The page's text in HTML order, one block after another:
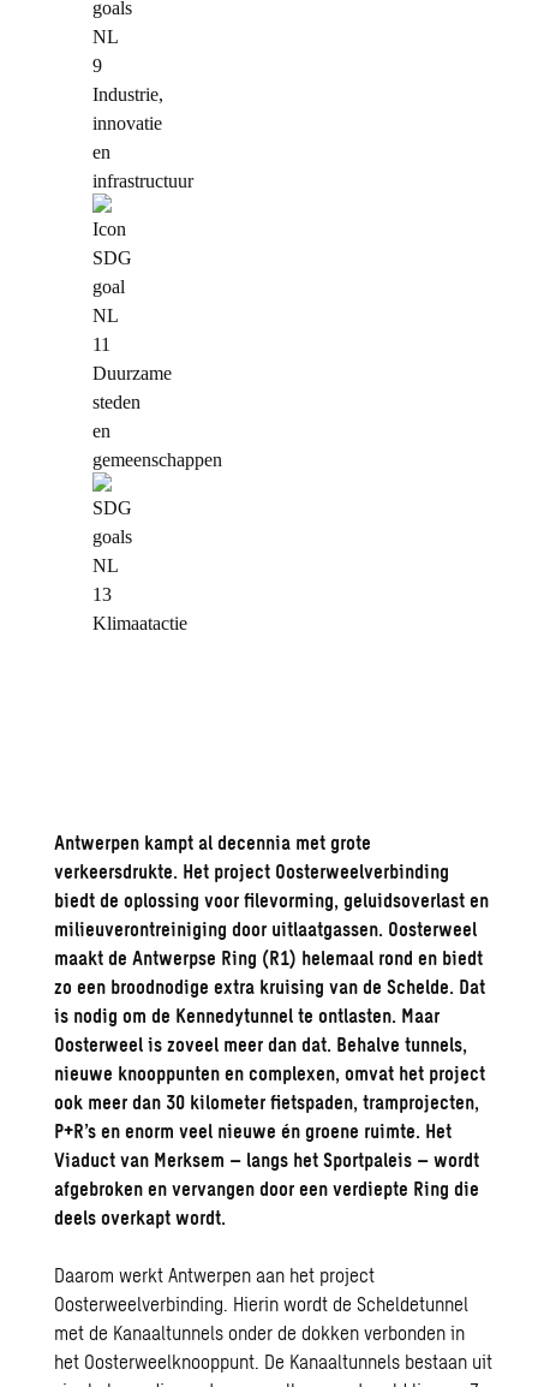
Antwerpen kampt al decennia met grote
verkeersdrukte. Het project Oosterweelverbinding
biedt de oplossing voor filevorming, geluidsoverlast en
milieuverontreiniging door uitlaatgassen. Oosterweel
maakt de Antwerpse Ring (R1) helemaal rond en biedt
zo een broodnodige extra kruising van de Schelde. Dat
is nodig om de Kennedytunnel te ontlasten. Maar
Oosterweel is zoveel meer dan dat. Behalve tunnels,
nieuwe knooppunten en complexen, omvat het project
ook meer dan 30 kilometer fietspaden, tramprojecten,
P+R’s en enorm veel nieuwe én groene ruimte. Het
Viaduct van Merksem – langs het Sportpaleis – wordt
afgebroken en vervangen door een verdiepte Ring die
deels overkapt wordt.
Daarom werkt Antwerpen aan het project
Oosterweelverbinding. Hierin wordt de Scheldetunnel
met de Kanaaltunnels onder de dokken verbonden in
het Oosterweelknooppunt. De Kanaaltunnels bestaan uit